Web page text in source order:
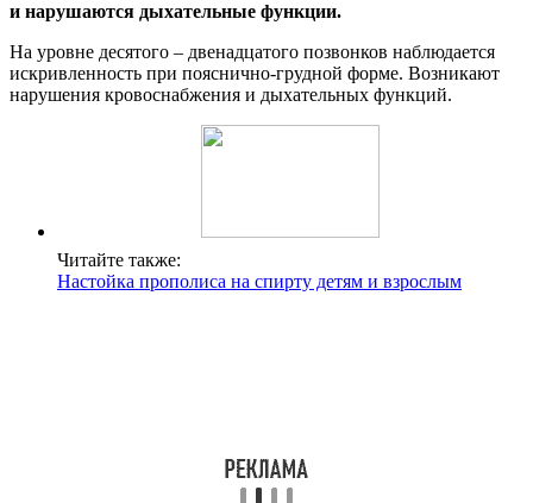
и нарушаются дыхательные функции.
На уровне десятого – двенадцатого позвонков наблюдается
искривленность при пояснично-грудной форме. Возникают
нарушения кровоснабжения и дыхательных функций.
Читайте также:
Настойка прополиса на спирту детям и взрослым